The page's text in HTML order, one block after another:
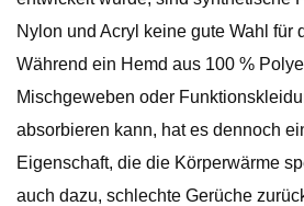
Nylon und Acryl keine gute Wahl für
Während ein Hemd aus 100 %
Mischgeweben oder
absorbieren kann, hat es dennoch
Eigenschaft, die die Körperwärme
auch dazu, schlechte Gerüche